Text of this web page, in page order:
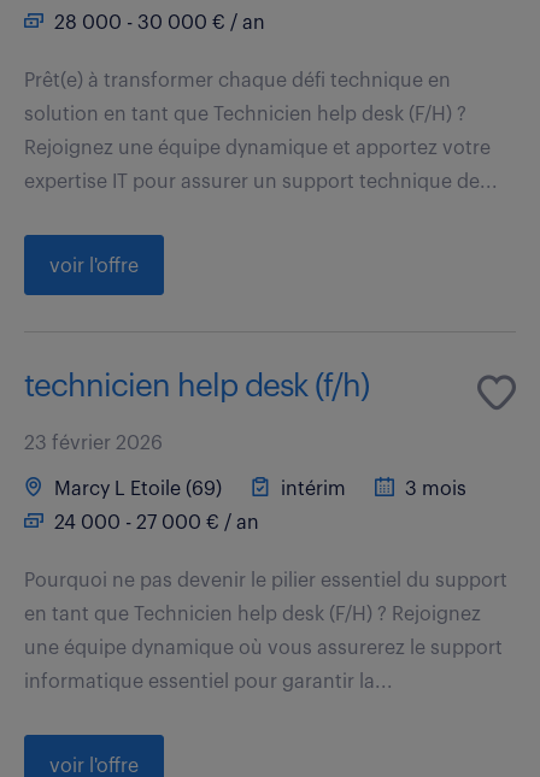
28 000 - 30 000 € / an
Prêt(e) à transformer chaque défi technique en
solution en tant que Technicien help desk (F/H) ?
Rejoignez une équipe dynamique et apportez votre
expertise IT pour assurer un support technique de...
voir l'offre
technicien help desk (f/h)
23 février 2026
Marcy L Etoile (69) intérim
3 mois
24 000 - 27 000 € / an
Pourquoi ne pas devenir le pilier essentiel du support
en tant que Technicien help desk (F/H) ? Rejoignez
une équipe dynamique où vous assurerez le support
informatique essentiel pour garantir la...
voir l'offre